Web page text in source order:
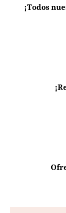
¡Todos